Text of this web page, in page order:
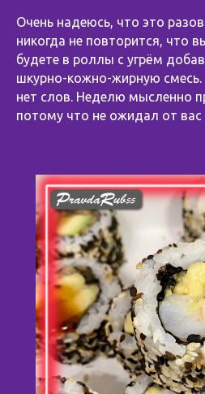
Очень надеюсь, что это
никогда не повторится, что
будете в роллы с угрём
шкурно-кожно-жирную смесь.
нет слов. Неделю мысленно
потому что не ожидал от вас